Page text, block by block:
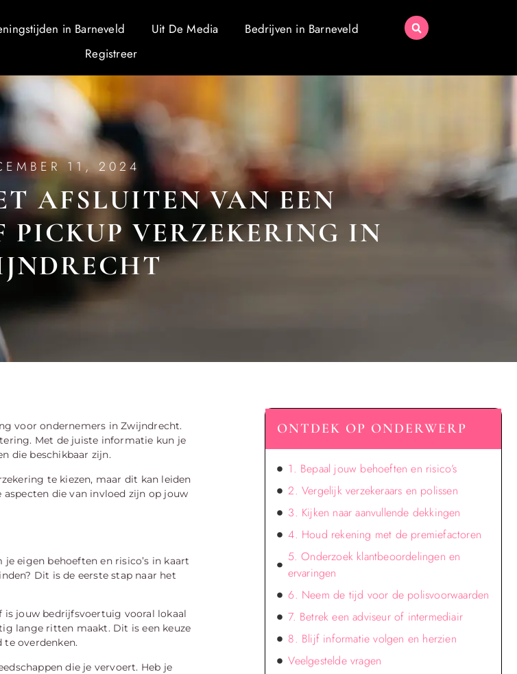
in Barneveld Uit De Media
Bedrijven in Barneveld
Registreer
11, 2024
AFSLUITEN VAN EEN
PICKUP VERZEKERING IN
voor ondernemers in Zwijndrecht.
Met de juiste informatie kun je
die beschikbaar zijn.
te kiezen, maar dit kan leiden
die van invloed zijn op jouw
eigen behoeften en risico’s in kaart
Dit is de eerste stap naar het
is jouw bedrijfsvoertuig vooral lokaal
lange ritten maakt. Dit is een keuze
te overdenken.
die je vervoert. Heb je
ONTDEK OP ONDERWERP
1. Bepaal jouw behoeften en risico’s
2. Vergelijk verzekeraars en polissen
3. Kijken naar aanvullende dekkingen
4. Houd rekening met de premiefactoren
5. Onderzoek klantbeoordelingen en
ervaringen
6. Neem de tijd voor de polisvoorwaarden
7. Betrek een adviseur of intermediair
8. Blijf informatie volgen en herzien
Veelgestelde vragen